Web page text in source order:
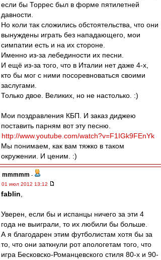
если бы Торрес был в форме пятилетней
давности.
Но коли так сложились обстоятельства, что они
вынуждены играть без нападающего, мои
симпатии есть и на их стороне.
Именно из-за лебединости их песни.
И ещё из-за того, что в Италии нет даже 4-х,
кто бы мог с ними посоревноваться своими
заслугами.
Только двое. Великих, но не настолько. :)
Мои поздравления КБП. И заказ диджею
поставить парням вот эту песню.
http://www.youtube.com/watch?v=F1IGk9FEnYk
Мы понимаем, как вам тяжко в таком
окружении. И ценим. :)
mmmmm -
01 июл 2012 13:12
fablin
Уверен, если бы и испанцы ничего за эти 4
года не выиграли, то их любили бы больше.
А я благодарен этим футболистам хотя бы за
то, что они заткнули рот апологетам того, что
игра Бесковско-Романцевского стиля 80-х и 90-